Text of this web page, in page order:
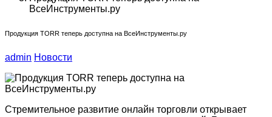
ВсеИнструменты.ру
Продукция TORR теперь доступна на ВсеИнструменты.ру
admin Новости
Стремительное развитие онлайн торговли открывает